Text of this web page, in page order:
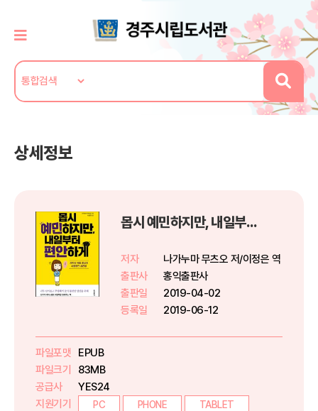
상세정보
몹시 예민하지만, 내일부터 편안하게
저자
나가누마 무츠오 저/이정은 역
출판사
홍익출판사
출판일
2019-04-02
등록일
2019-06-12
파일포맷
EPUB
파일크기
83MB
공급사
YES24
지원기기
PC PHONE
TABLET